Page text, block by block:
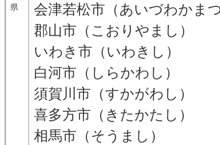
県
会津若松市（あいづわかま
郡山市（こおりやまし）
いわき市（いわきし）
白河市（しらかわし）
須賀川市（すかがわし）
喜多方市（きたかたし）
相馬市（そうまし）